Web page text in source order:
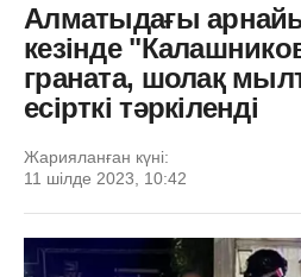
Алматыдағы
кезінде
граната, шолақ
есірткі тәркіленді
Жарияланған күні:
11 шілде 2023, 10:42